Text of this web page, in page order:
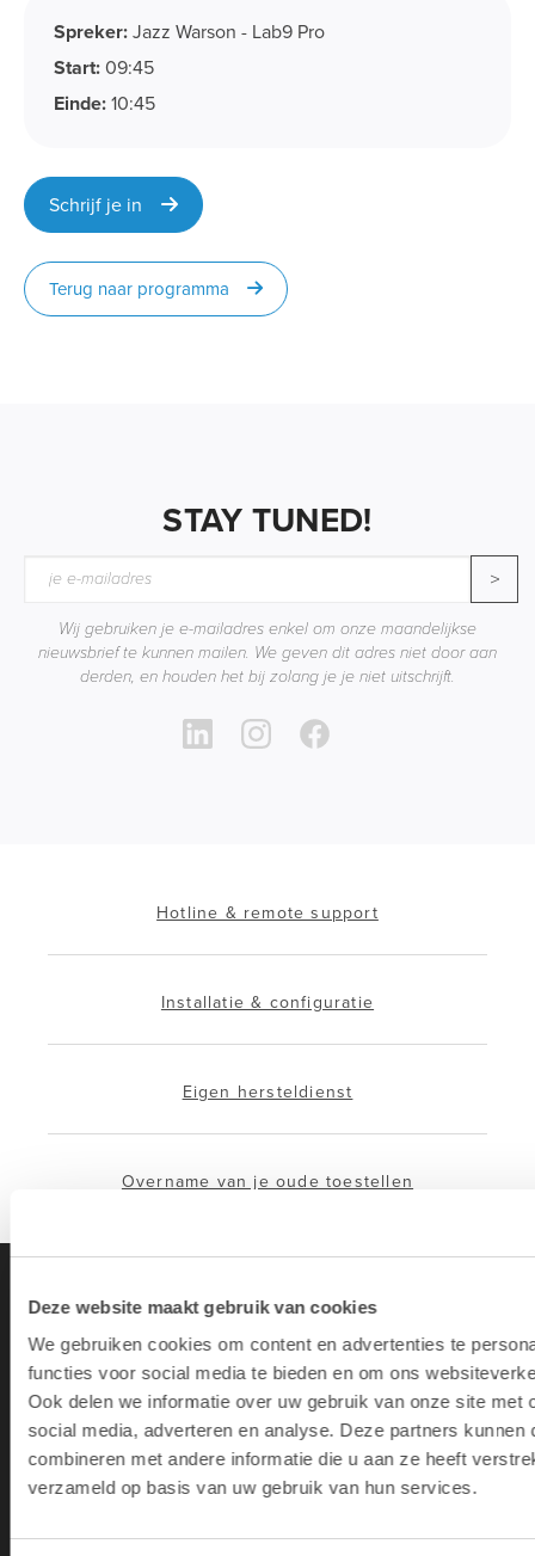
Deze website maakt gebruik van cookies
We gebruiken cookies om content en advertenties te
functies voor social media te bieden en om ons
Ook delen we informatie over uw gebruik van onze site met
social media, adverteren en analyse. Deze partners kunnen
combineren met andere informatie die u aan ze heeft
verzameld op basis van uw gebruik van hun services.
Spreker:Jazz Warson - Lab9 Pro
Start:09:45
Einde:10:45
Schrijf je in
Terug naar programma
STAY TUNED!
>
Wij gebruiken je e-mailadres enkel om onze maandelijkse
nieuwsbrief te kunnen mailen. We geven dit adres niet door aan
derden, en houden het bij zolang je je niet uitschrijft.
Hotline & remote support
Installatie & configuratie
Eigen hersteldienst
Overname van je oude toestellen
Lab9 is de grootste Apple Premium
Partner met 31 winkels in België.
Daarnaast biedt het moederbedrijf
en andere diensten aan bedrijven